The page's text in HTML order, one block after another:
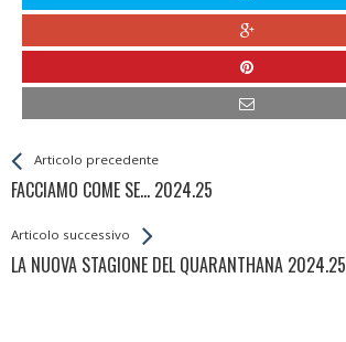
LeggiArticolo precedente
FACCIAMO COME SE… 2024.25
Back
All
Articolo successivo
LA NUOVA STAGIONE DEL QUARANTHANA 2024.25